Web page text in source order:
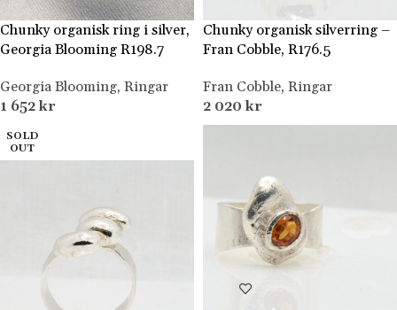
Chunky organisk ring i silver,
Georgia Blooming R198.7
Georgia Blooming, Ringar
1 652kr
Chunky organisk silverring –
Fran Cobble, R176.5
Fran Cobble, Ringar
2 020kr
SOLD
OUT